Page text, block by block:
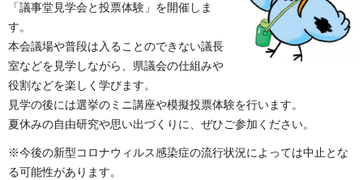
「議事堂見学会と投票体験」を開催しま
す。
本会議場や普段は入ることのできない議長
室などを見学しながら、県議会の仕組みや
役割などを楽しく学びます。
見学の後には選挙のミニ講座や模擬投票体験を行います。
夏休みの自由研究や思い出づくりに、ぜひご参加ください。
※今後の新型コロナウィルス感染症の流行状況によっては中止とな
る可能性があります。